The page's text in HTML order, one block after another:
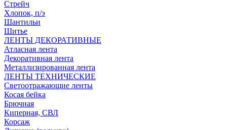
Стрейч
Хлопок, п/э
Шантильи
Шитье
ЛЕНТЫ ДЕКОРАТИВНЫЕ
Атласная лента
Декоративная лента
Металлизированная лента
ЛЕНТЫ ТЕХНИЧЕСКИЕ
Светоотражающие ленты
Косая бейка
Брючная
Киперная, СВЛ
Корсаж